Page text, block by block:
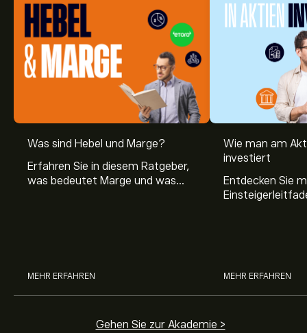
Was sind Hebel und Marge?
Erfahren Sie in diesem Ratgeber,
was bedeutet Marge und was
MEHR ERFAHREN
Wie man am
investiert
Entdecken Sie
MEHR ERFAHREN
Gehen Sie zur Akademie >